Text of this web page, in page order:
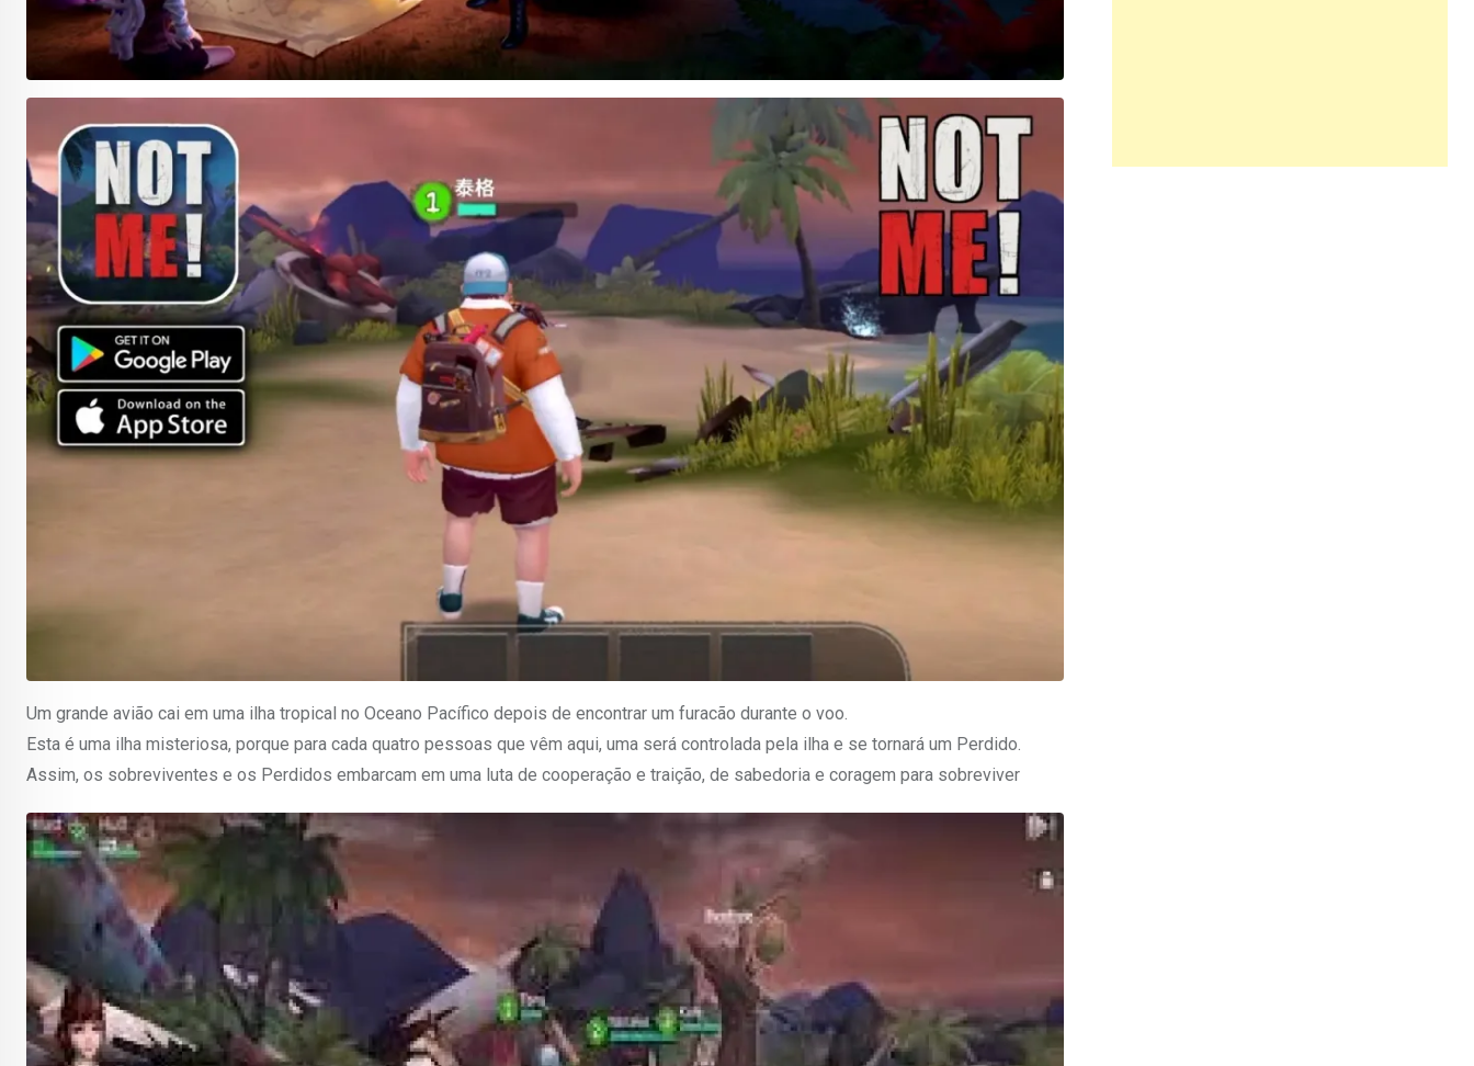
Um grande avião cai em uma ilha tropical no Oceano Pacífico depois de encontrar um furacão durante o voo.
Esta é uma ilha misteriosa, porque para cada quatro pessoas que vêm aqui, uma será controlada pela ilha e se tornará um Perdido.
Assim, os sobreviventes e os Perdidos embarcam em uma luta de cooperação e traição, de sabedoria e coragem para sobreviver